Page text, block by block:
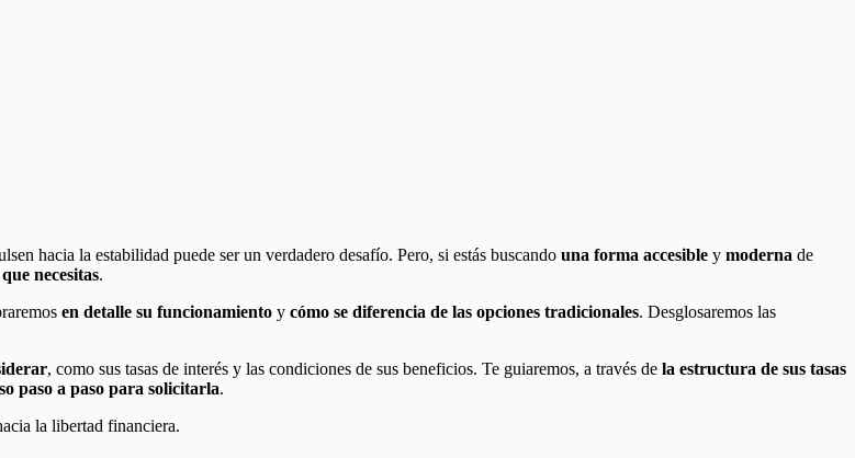
hacia la estabilidad puede ser un verdadero desafío. Pero, si estás buscando una forma accesible y moderna de
necesitas.
en detalle su funcionamiento y cómo se diferencia de las opciones tradicionales. Desglosaremos las
, como sus tasas de interés y las condiciones de sus beneficios. Te guiaremos, a través de la estructura de sus tasas
paso a paso para solicitarla.
la libertad financiera.